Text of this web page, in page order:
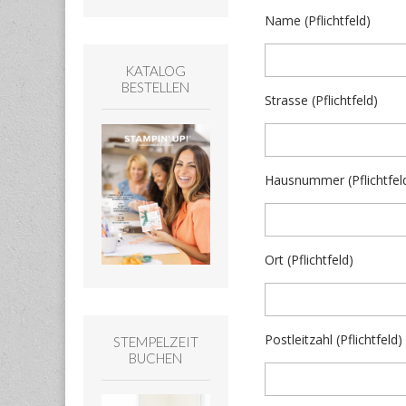
Name (Pflichtfeld)
Strasse (Pflichtfeld)
Hausnummer
Ort (Pflichtfeld)
Postleitzahl (Pflichtfeld)
KATALOG
BESTELLEN
STEMPELZEIT
BUCHEN